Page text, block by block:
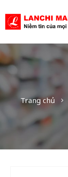
Trang chủ